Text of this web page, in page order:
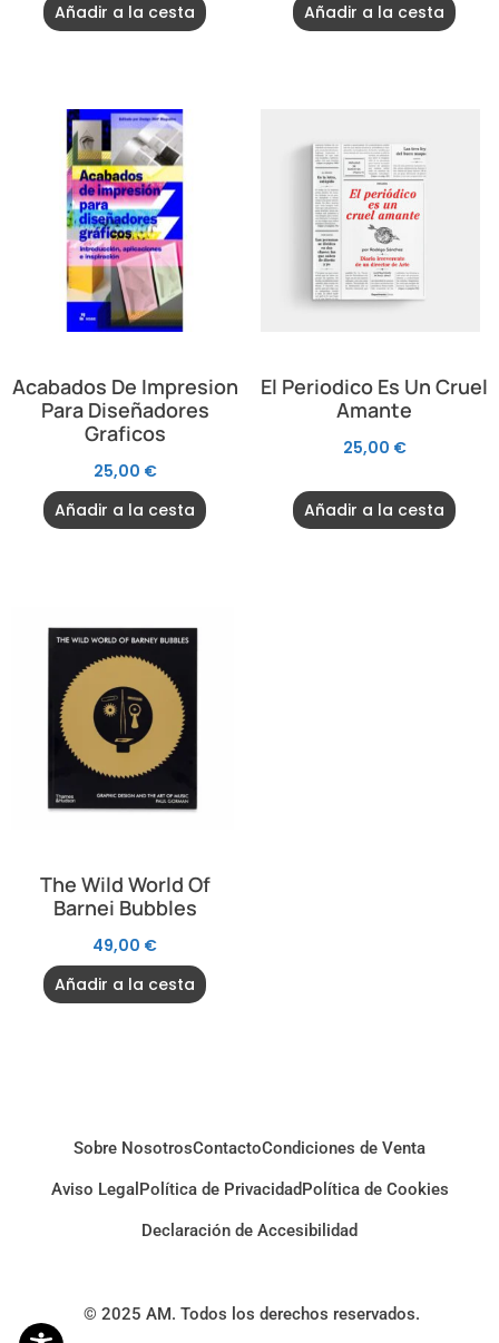
Añadir a la cesta
Añadir a la cesta
Acabados De Impresion
Para Diseñadores
Graficos
25,00 €
Añadir a la cesta
El Periodico Es Un Cruel
Amante
25,00 €
Añadir a la cesta
The Wild World Of
Barnei Bubbles
49,00 €
Añadir a la cesta
Sobre NosotrosContactoCondiciones de Venta
Aviso Legal Política de PrivacidadPolítica de Cookies
Declaración de Accesibilidad
© 2025 AM. Todos los derechos reservados.